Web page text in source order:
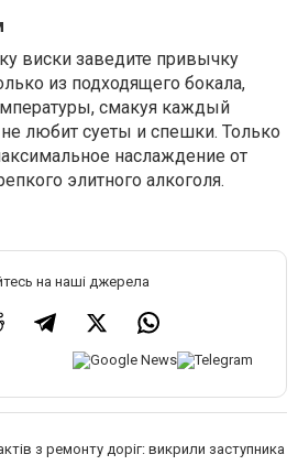
виски заведите привычку
из подходящего бокала,
смакуя каждый
не любит суеты и спешки. Только
наслаждение от
элитного алкоголя.
на наші джерела
з ремонту доріг: викрили заступника